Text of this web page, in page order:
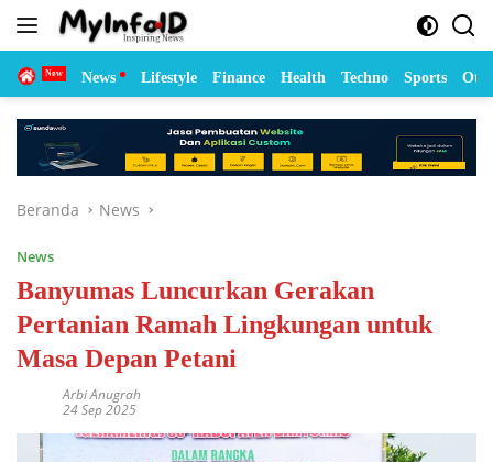
Langsung
Home News Lifestyle Finance Health Techno Sports
Beranda News
News
Banyumas Luncurkan Gerakan
Pertanian Ramah Lingkungan untuk
Masa Depan Petani
Arbi Anugrah
24 Sep 2025